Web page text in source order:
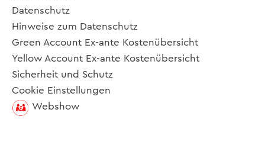
Datenschutz
Hinweise zum Datenschutz
Green Account Ex-ante Kostenübersicht
Yellow Account Ex-ante Kostenübersicht
Sicherheit und Schutz
Cookie Einstellungen
Webshow